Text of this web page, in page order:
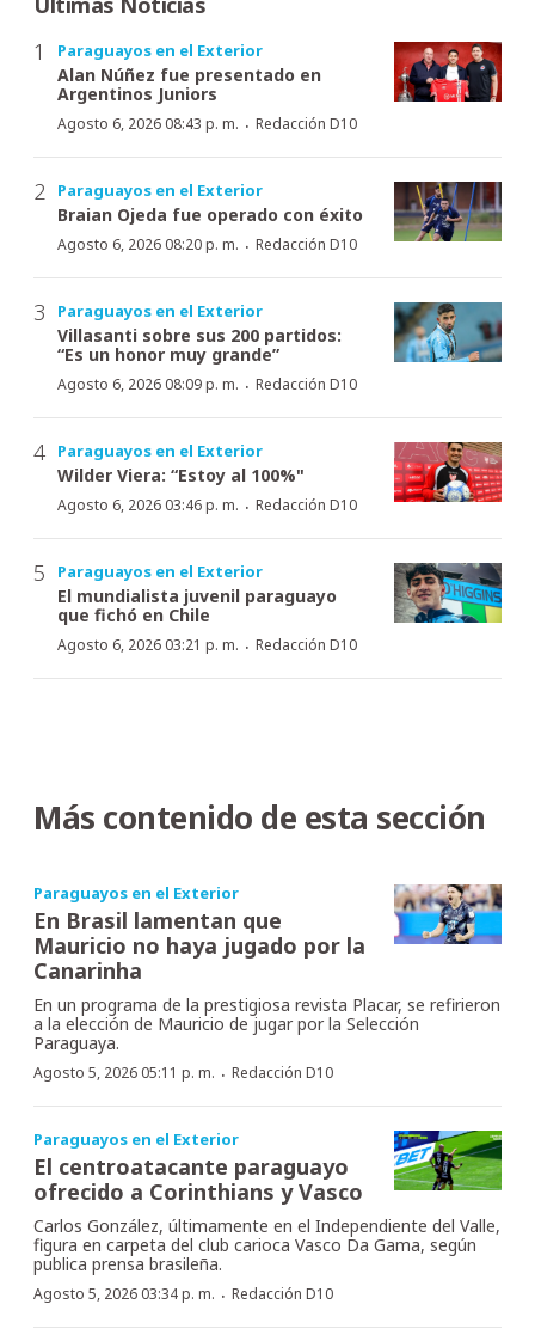
Paraguayos en el Exterior
Alan Núñez fue presentado en
Argentinos Juniors
Agosto 6, 2026 08:43 p. m. · Redacción D10
Paraguayos en el Exterior
Braian Ojeda fue operado con éxito
Agosto 6, 2026 08:20 p. m. · Redacción D10
Paraguayos en el Exterior
Villasanti sobre sus 200 partidos:
“Es un honor muy grande”
Agosto 6, 2026 08:09 p. m. · Redacción D10
Paraguayos en el Exterior
Wilder Viera: “Estoy al 100%"
Agosto 6, 2026 03:46 p. m. · Redacción D10
Paraguayos en el Exterior
El mundialista juvenil paraguayo
que fichó en Chile
Agosto 6, 2026 03:21 p. m. · Redacción D10
Más contenido de esta sección
Paraguayos en el Exterior
En Brasil lamentan que
Mauricio no haya jugado por la
Canarinha
En un programa de la prestigiosa revista Placar, se refirieron
a la elección de Mauricio de jugar por la Selección
Paraguaya.
Agosto 5, 2026 05:11 p. m. · Redacción D10
Paraguayos en el Exterior
El centroatacante paraguayo
ofrecido a Corinthians y Vasco
Carlos González, últimamente en el Independiente del Valle,
figura en carpeta del club carioca Vasco Da Gama, según
publica prensa brasileña.
Agosto 5, 2026 03:34 p. m. · Redacción D10